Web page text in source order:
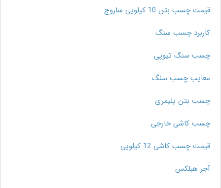
قیمت چسب بتن 10 کیلویی ساروج
کاربرد چسب سنگ
چسب سنگ تیوپی
معایب چسب سنگ
چسب بتن پلیمری
چسب کاشی خارجی
قیمت چسب کاشی 12 کیلویی
آجر هبلکس